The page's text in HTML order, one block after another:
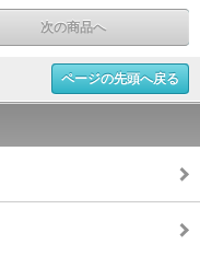
次の商品へ
ページの先頭へ戻る